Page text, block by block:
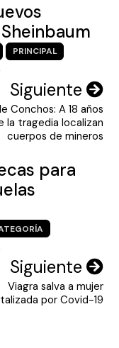
PRINCIPAL
Siguiente
Conchos: A 18 años
la tragedia localizan
cuerpos de mineros
para
Siguiente
Viagra salva a mujer
por Covid-19